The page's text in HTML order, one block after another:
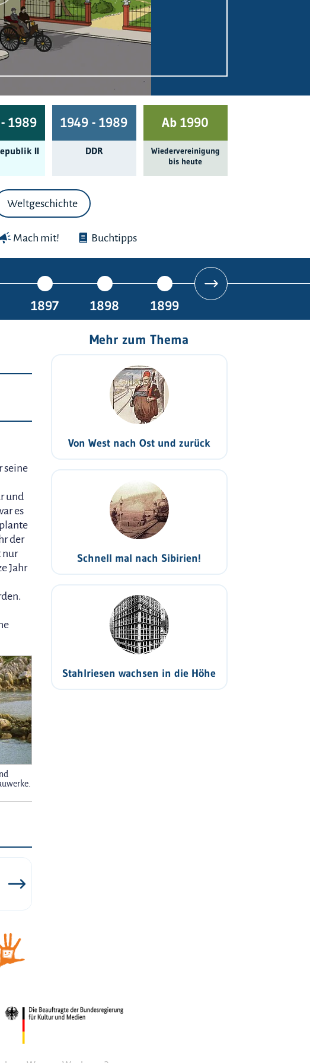
1989
II
1949 - 1989
DDR
Ab 1990
Wieder­ver­einigung
bis heute
Weltgeschichte
Mach mit! Buchtipps
1897 1898 1899
seine
und
es
der
nur
Jahr
Mehr zum Thema
Von West nach Ost und zurück
Schnell mal nach Sibirien!
Stahlriesen wachsen in die Höhe